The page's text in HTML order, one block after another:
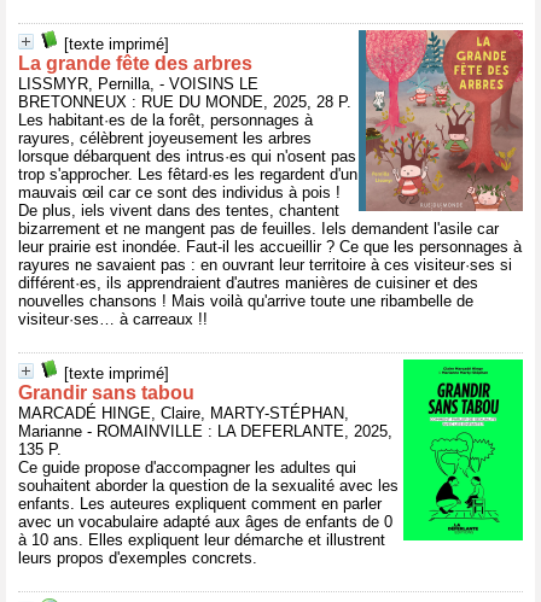
[texte imprimé]
La grande fête des arbres
LISSMYR, Pernilla, - VOISINS LE
BRETONNEUX : RUE DU MONDE, 2025, 28 P.
Les habitant·es de la forêt, personnages à
rayures, célèbrent joyeusement les arbres
lorsque débarquent des intrus·es qui n'osent pas
trop s'approcher. Les fêtard·es les regardent d'un
mauvais œil car ce sont des individus à pois !
De plus, iels vivent dans des tentes, chantent
bizarrement et ne mangent pas de feuilles. Iels demandent l'asile car
leur prairie est inondée. Faut-il les accueillir ? Ce que les personnages à
rayures ne savaient pas : en ouvrant leur territoire à ces visiteur·ses si
différent·es, ils apprendraient d'autres manières de cuisiner et des
nouvelles chansons ! Mais voilà qu'arrive toute une ribambelle de
visiteur·ses… à carreaux !!
[texte imprimé]
Grandir sans tabou
MARCADÉ HINGE, Claire, MARTY-STÉPHAN,
Marianne - ROMAINVILLE : LA DEFERLANTE, 2025,
135 P.
Ce guide propose d'accompagner les adultes qui
souhaitent aborder la question de la sexualité avec les
enfants. Les auteures expliquent comment en parler
avec un vocabulaire adapté aux âges de enfants de 0
à 10 ans. Elles expliquent leur démarche et illustrent
leurs propos d'exemples concrets.